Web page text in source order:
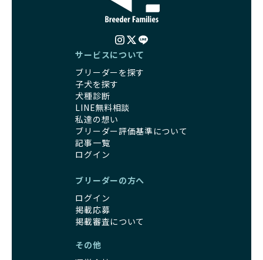
サービスについて
ブリーダーを探す
子犬を探す
犬種診断
LINE無料相談
私達の想い
ブリーダー評価基準について
記事一覧
ログイン
ブリーダーの方へ
ログイン
掲載応募
掲載審査について
その他